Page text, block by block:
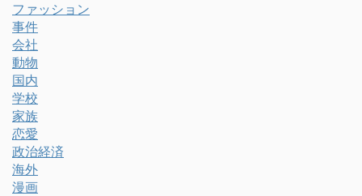
ファッション
事件
会社
動物
国内
学校
家族
恋愛
政治経済
海外
漫画